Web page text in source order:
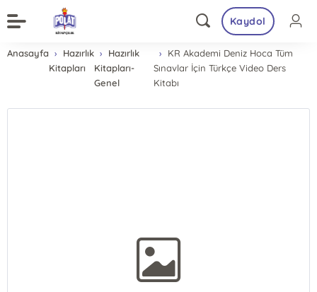
Kaydol
Anasayfa
Hazırlık
Kitapları
Hazırlık
Kitapları-
Genel
KR Akademi Deniz Hoca Tüm
Sınavlar İçin Türkçe Video Ders
Kitabı